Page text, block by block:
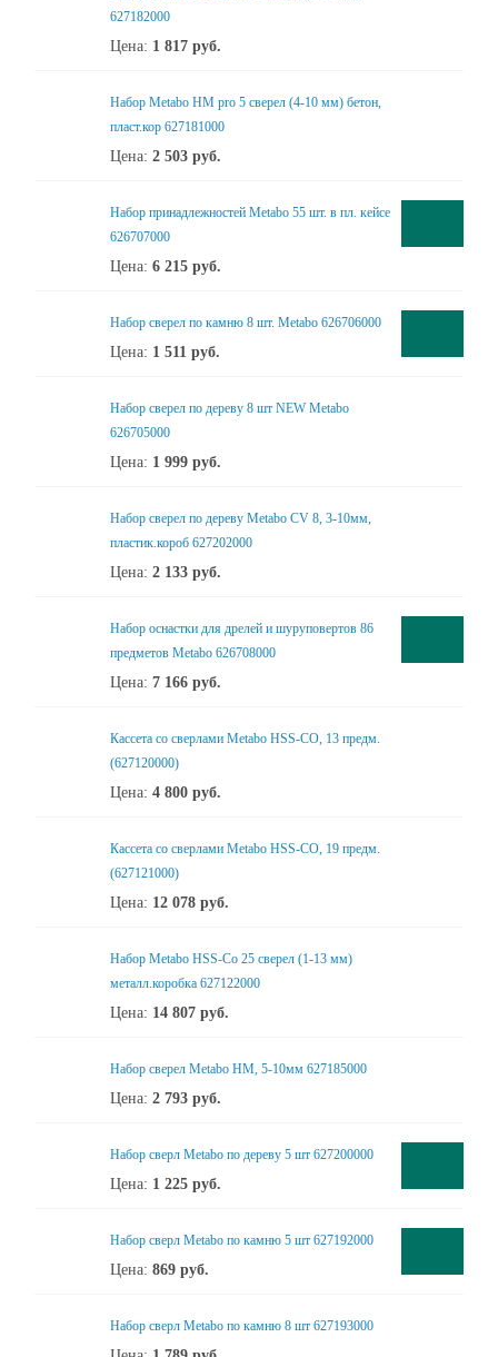
627182000
Цена: 1 817 руб.
Набор Metabo НМ pro 5 сверел (4-10 мм) бетон,
пласт.кор 627181000
Цена: 2 503 руб.
Набор принадлежностей Metabo 55 шт. в пл. кейсе
626707000
Цена: 6 215 руб.
Набор сверел по камню 8 шт. Metabo 626706000
Цена: 1 511 руб.
Набор сверел по дереву 8 шт NEW Metabo
626705000
Цена: 1 999 руб.
Набор сверел по дереву Metabo CV 8, 3-10мм,
пластик.короб 627202000
Цена: 2 133 руб.
Набор оснастки для дрелей и шуруповертов 86
предметов Metabo 626708000
Цена: 7 166 руб.
Кассета со сверлами Metabo HSS-CO, 13 предм.
(627120000)
Цена: 4 800 руб.
Кассета со сверлами Metabo HSS-CO, 19 предм.
(627121000)
Цена: 12 078 руб.
Набор Metabo HSS-Co 25 сверел (1-13 мм)
металл.коробка 627122000
Цена: 14 807 руб.
Набор сверел Metabo HM, 5-10мм 627185000
Цена: 2 793 руб.
Набор сверл Metabo по дереву 5 шт 627200000
Цена: 1 225 руб.
Набор сверл Metabo по камню 5 шт 627192000
Цена: 869 руб.
Набор сверл Metabo по камню 8 шт 627193000